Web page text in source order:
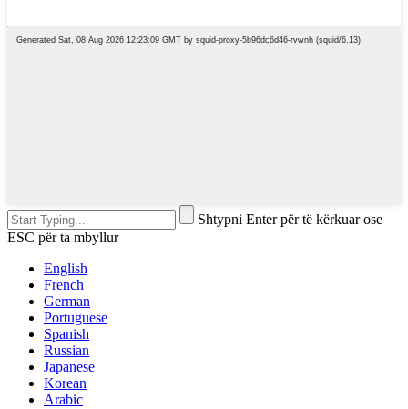
Shtypni Enter për të kërkuar ose
ESC për ta mbyllur
English
French
German
Portuguese
Spanish
Russian
Japanese
Korean
Arabic